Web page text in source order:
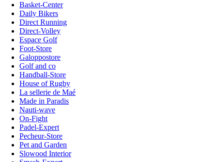
Basket-Center
Daily Bikers
Direct Running
Direct-Volley
Espace Golf
Foot-Store
Galoppostore
Golf and co
Handball-Store
House of Rugby
La sellerie de Maé
Made in Paradis
Nauti-wave
On-Fight
Padel-Expert
Pecheur-Store
Pet and Garden
Slowood Interior